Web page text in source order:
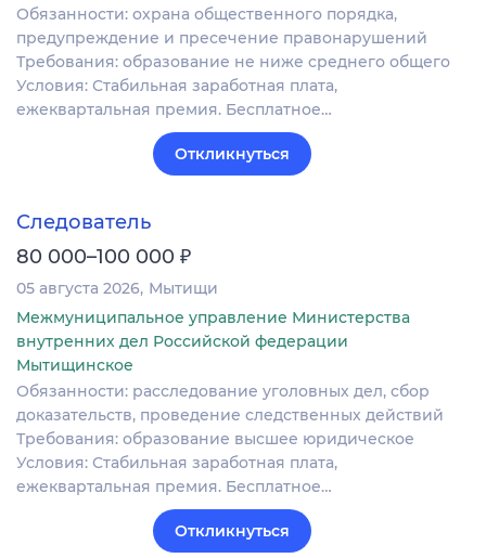
Обязанности: охрана общественного порядка,
предупреждение и пресечение правонарушений
Требования: образование не ниже среднего общего
Условия: Стабильная заработная плата,
ежеквартальная премия. Бесплатное…
Откликнуться
Следователь
80 000–100 000 ₽
05 августа 2026 Мытищи
Межмуниципальное управление Министерства
внутренних дел Российской федерации
Мытищинское
Обязанности: расследование уголовных дел, сбор
доказательств, проведение следственных действий
Требования: образование высшее юридическое
Условия: Стабильная заработная плата,
ежеквартальная премия. Бесплатное…
Откликнуться